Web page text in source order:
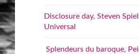
Disclosure day, Steven
Universal
Splendeurs du baroque,